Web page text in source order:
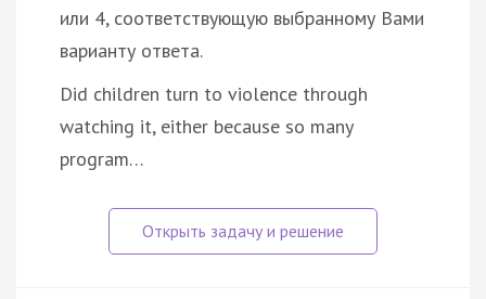
или 4, соответствующую выбранному Вами
варианту ответа.
Did children turn to violence through
watching it, either because so many
program…